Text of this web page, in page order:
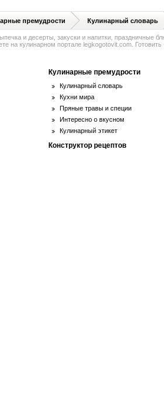
премудрости Кулинарный словарь
и десерты, закуски и напитки, праздничные
на кулинарном портале legkogotovit.com. Готовить
Кулинарные премудрости
Кулинарный словарь
Кухни мира
Пряные травы и специи
Интересно о вкусном
Кулинарный этикет
Конструктор рецептов